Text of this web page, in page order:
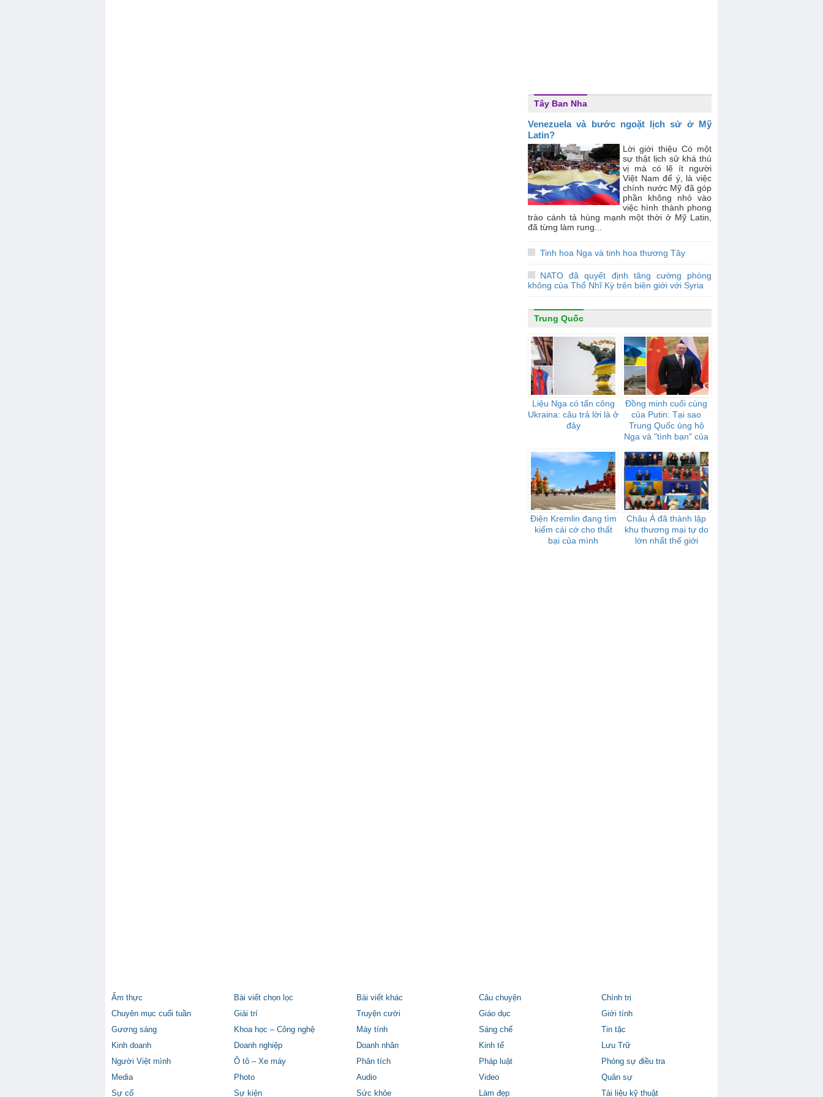
Tây Ban Nha
Venezuela và bước ngoặt lịch sử ở Mỹ
Latin?
Lời giới thiệu Có một
sự thật lịch sử khá thú
vị mà có lẽ ít người
Việt Nam để ý, là việc
chính nước Mỹ đã góp
phần không nhỏ vào
việc hình thành phong
trào cánh tả hùng mạnh một thời ở Mỹ Latin,
đã từng làm rung...
Tinh hoa Nga và tinh hoa thương Tây
NATO đã quyết định tăng cường phòng
không của Thổ Nhĩ Kỳ trên biên giới với Syria
Trung Quốc
Liệu Nga có tấn công
Ukraina: câu trả lời là ở
đây
Đồng minh cuối cùng
của Putin: Tại sao
Trung Quốc ủng hộ
Nga và "tình bạn" của
nào
Điện Kremlin đang tìm
kiếm cái cớ cho thất
bại của mình
Châu Á đã thành lập
khu thương mại tự do
lớn nhất thế giới
Ẩm thực Bài viết chọn lọc Bài viết khác Câu chuyện
Chính trị
Chuyên mục cuối tuần
Giải trí Truyện cười Giáo dục
Giới tính
Gương sáng
Khoa học – Công nghệ Máy tính Sáng chế
Tin tặc
Kinh doanh
Doanh nghiệp Doanh nhân Kinh tế
Lưu Trữ
Người Việt mình
Ô tô – Xe máy Phân tích Pháp luật
Phóng sự điều tra
Media
Photo Audio Video
Quân sự
Sự cố
Sự kiện Sức khỏe Làm đẹp Tài liệu kỹ thuật